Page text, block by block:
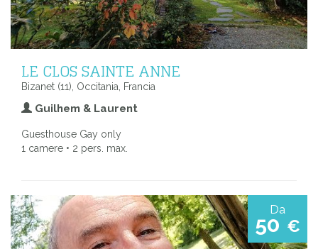
LE CLOS SAINTE ANNE
Bizanet (11), Occitania, Francia
Guilhem & Laurent
Guesthouse Gay only
1 camere • 2 pers. max.
Da
50 €